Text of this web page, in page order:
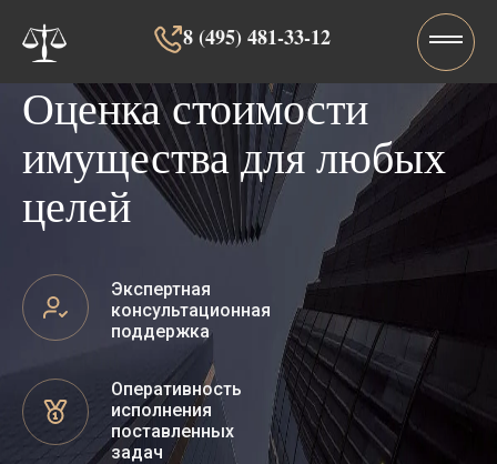
8 (495) 481-33-12‬‬
Оценка стоимости
имущества для любых
целей
Экспертная
консультационная
поддержка
Оперативность
исполнения
поставленных
задач